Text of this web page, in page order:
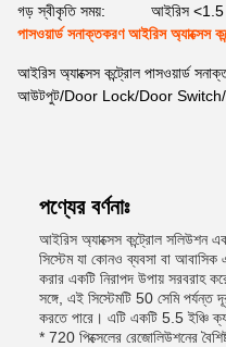
গড় স্বীকৃতি সময়:
আইরিস <1.5
পাসওয়ার্ড সনাক্তকরণ আইরিস অ্যাক্সেস
আইরিস অ্যাক্সেস কন্ট্রোল পাসওয়ার্ড
আউটপুট/Door Lock/Door
পণ্যের বর্ণনাঃ
আইরিস অ্যাক্সেস কন্ট্রোল সলিউশন
সিস্টেম যা কোনও ব্যবসা বা আবাসিক
করার একটি নিরাপদ উপায় সরবরাহ
সঙ্গে, এই সিস্টেমটি 50 সেমি
করতে পারে। এটি একটি 5.5 ইঞ্চি
* 720 পিক্সেলের রেজোলিউশনের